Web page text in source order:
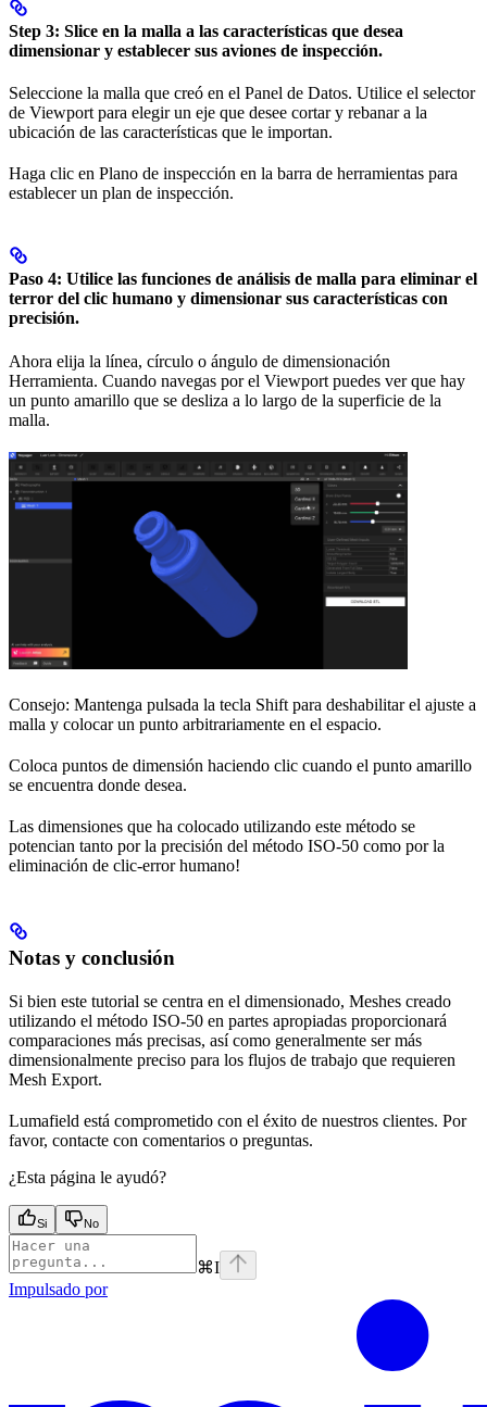
Step 3: Slice en la malla a las características que desea
dimensionar y establecer sus aviones de inspección.
Seleccione la malla que creó en el Panel de Datos. Utilice el selector
de Viewport para elegir un eje que desee cortar y rebanar a la
ubicación de las características que le importan.
Haga clic en Plano de inspección en la barra de herramientas para
establecer un plan de inspección.
Paso 4: Utilice las funciones de análisis de malla para eliminar el
terror del clic humano y dimensionar sus características con
precisión.
Ahora elija la línea, círculo o ángulo de dimensionación
Herramienta. Cuando navegas por el Viewport puedes ver que hay
un punto amarillo que se desliza a lo largo de la superficie de la
malla.
Consejo: Mantenga pulsada la tecla Shift para deshabilitar el ajuste a
malla y colocar un punto arbitrariamente en el espacio.
Coloca puntos de dimensión haciendo clic cuando el punto amarillo
se encuentra donde desea.
Las dimensiones que ha colocado utilizando este método se
potencian tanto por la precisión del método ISO-50 como por la
eliminación de clic-error humano!
Notas y conclusión
Si bien este tutorial se centra en el dimensionado, Meshes creado
utilizando el método ISO-50 en partes apropiadas proporcionará
comparaciones más precisas, así como generalmente ser más
dimensionalmente preciso para los flujos de trabajo que requieren
Mesh Export.
Lumafield está comprometido con el éxito de nuestros clientes. Por
favor, contacte con comentarios o preguntas.
¿Esta página le ayudó?
Si No
⌘I
Impulsado por